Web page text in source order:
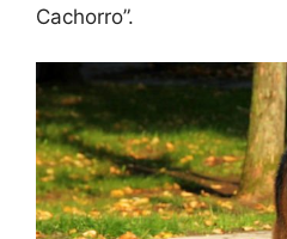
Cachorro”.